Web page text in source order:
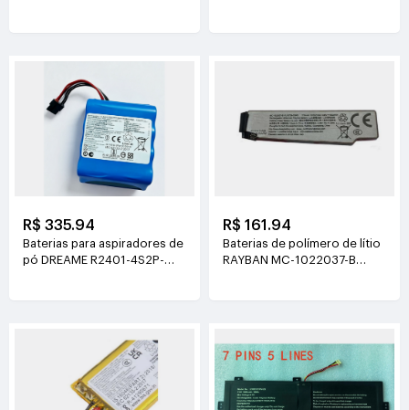
R$ 335.94
Baterias para aspiradores de
pó DREAME R2401-4S2P-
R$ 161.94
Baterias de polímero de lítio
RAYBAN MC-1022037-B